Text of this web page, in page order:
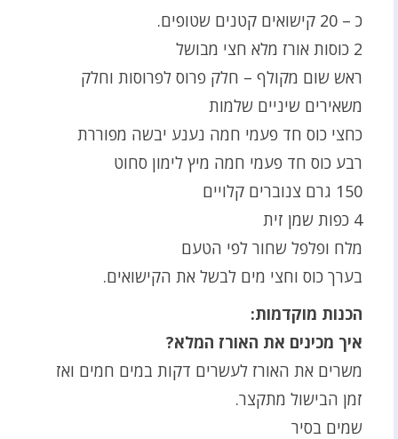
כ – 20 קישואים קטנים שטופים.
2 כוסות אורז מלא חצי מבושל
ראש שום מקולף – חלק פרוס לפרוסות וחלק
משאירים שיניים שלמות
כחצי כוס חד פעמי חמה נענע יבשה מפוררת
רבע כוס חד פעמי חמה מיץ לימון סחוט
150 גרם צנוברים קלויים
4 כפות שמן זית
מלח ופלפל שחור לפי הטעם
בערך כוס וחצי מים לבשל את הקישואים.
הכנות מוקדמות:
איך מכינים את האורז המלא?
משרים את האורז לעשרים דקות במים חמים ואז
זמן הבישול מתקצר.
שמים בסיר